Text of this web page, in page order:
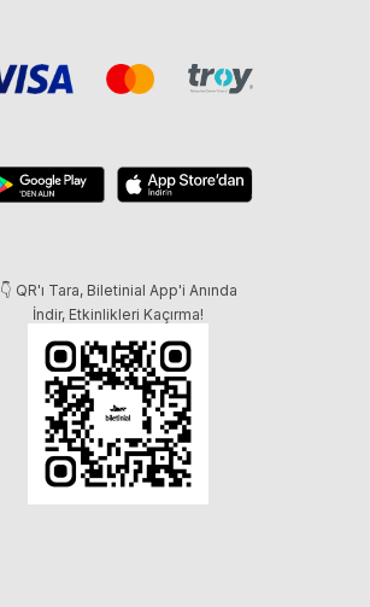
👇 QR'ı Tara, Biletinial App'i Anında
İndir, Etkinlikleri Kaçırma!